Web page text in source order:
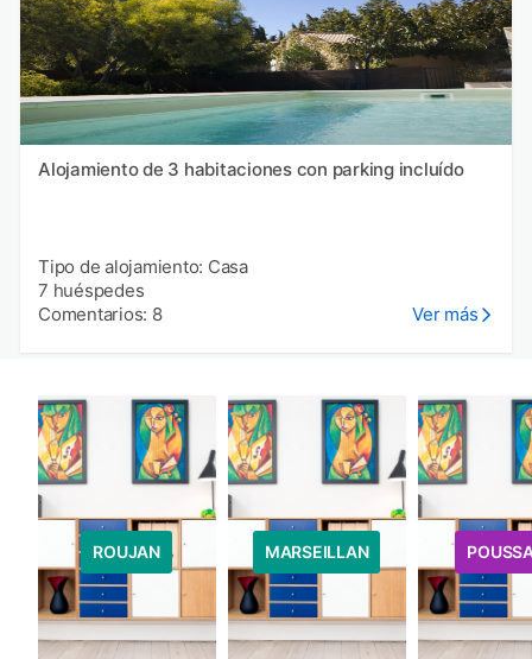
Alojamiento de 3 habitaciones con parking incluído
Tipo de alojamiento: Casa
7 huéspedes
Comentarios: 8
Ver más
ROUJAN MARSEILLAN